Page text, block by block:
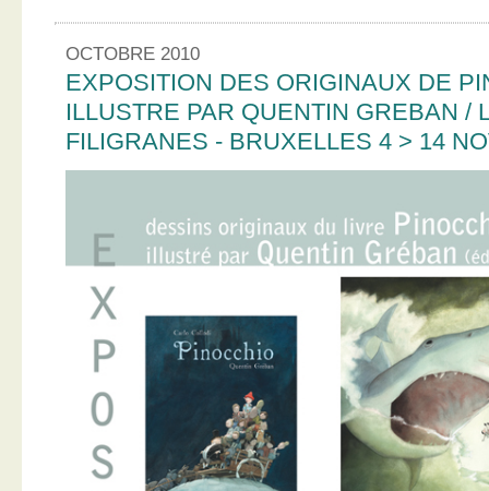
OCTOBRE 2010
EXPOSITION DES ORIGINAUX DE
ILLUSTRE PAR QUENTIN GREBAN /
FILIGRANES - BRUXELLES 4 > 14